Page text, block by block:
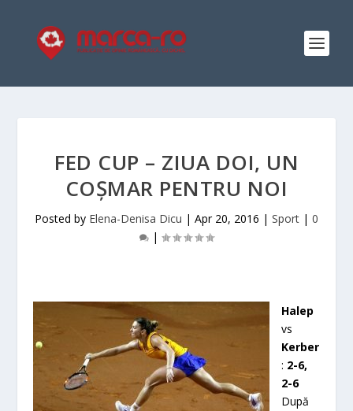
FED CUP – ZIUA DOI, UN
COȘMAR PENTRU NOI
Posted by Elena-Denisa Dicu | Apr 20, 2016 | Sport | 0
|
Halep
vs
Kerber
: 2-6,
2-6
După